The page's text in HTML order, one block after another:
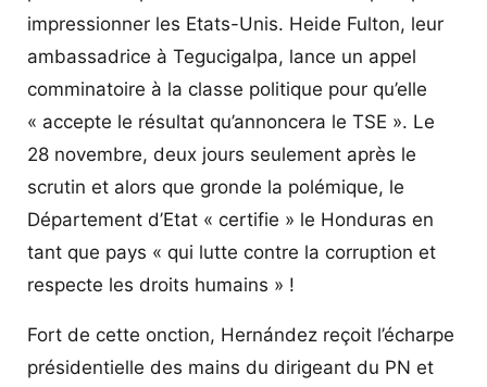
impressionner les Etats-Unis. Heide Fulton, leur
ambassadrice à Tegucigalpa, lance un appel
comminatoire à la classe politique pour qu’elle
« accepte le résultat qu’annoncera le TSE ». Le
28 novembre, deux jours seulement après le
scrutin et alors que gronde la polémique, le
Département d’Etat « certifie » le Honduras en
tant que pays « qui lutte contre la corruption et
respecte les droits humains » !
Fort de cette onction, Hernández reçoit l’écharpe
présidentielle des mains du dirigeant du PN et